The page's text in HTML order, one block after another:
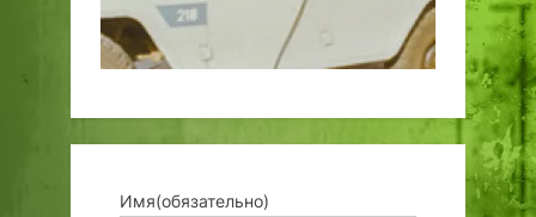
Имя(обязательно)